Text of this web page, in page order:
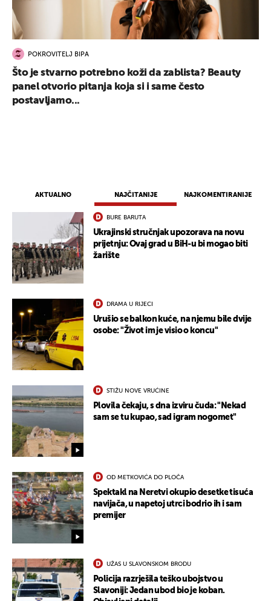
AKTUALNO NAJČITANIJE NAJKOMENTIRANIJE
BURE BARUTA
Ukrajinski stručnjak upozorava na novu
prijetnju: Ovaj grad u BiH-u bi mogao biti
žarište
DRAMA U RIJECI
Urušio se balkon kuće, na njemu bile dvije
osobe: "Život im je visio o koncu"
STIŽU NOVE VRUĆINE
Plovila čekaju, s dna izviru čuda: "Nekad
sam se tu kupao, sad igram nogomet"
OD METKOVIĆA DO PLOČA
Spektakl na Neretvi okupio desetke tisuća
navijača, u napetoj utrci bodrio ih i sam
premijer
UŽAS U SLAVONSKOM BRODU
Policija razrješila teško ubojstvo u
Slavoniji: Jedan ubod bio je koban.
POKROVITELJ BIPA
Što je stvarno potrebno koži da zablista? Beauty
panel otvorio pitanja koja si i same često
postavljamo...